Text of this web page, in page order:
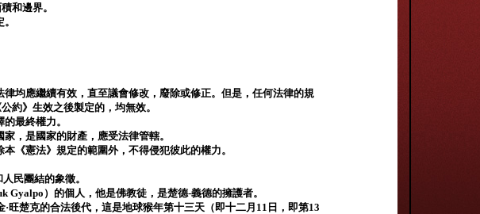
和邊界。
均應繼續有效，直至議會修改，廢除或修正。但是，任何法律的規
約》生效之後製定的，均無效。
最終權力。
，是國家的財產，應受法律管轄。
《憲法》規定的範圍外，不得侵犯彼此的權力。
民團結的象徵。
Gyalpo）的個人，他是佛教徒，是楚德-義德的擁護者。
·旺楚克的合法後代，這是地球猴年第十三天（即十二月11日，即第13